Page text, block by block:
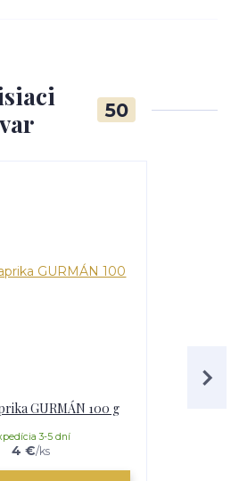
50
GURMÁN 100 g
4 €/ks
3-5 dní